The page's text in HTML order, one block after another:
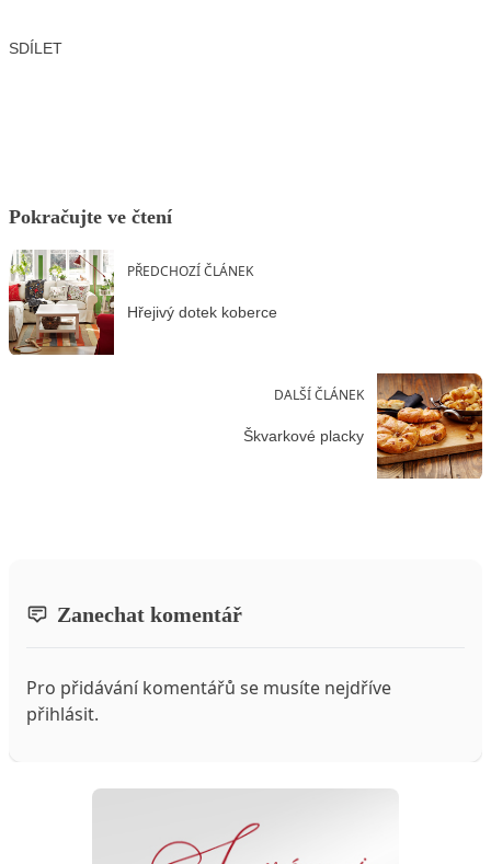
SDÍLET
Pokračujte ve čtení
PŘEDCHOZÍ ČLÁNEK
Hřejivý dotek koberce
DALŠÍ ČLÁNEK
Škvarkové placky
Zanechat komentář
Pro přidávání komentářů se musíte nejdříve
přihlásit.